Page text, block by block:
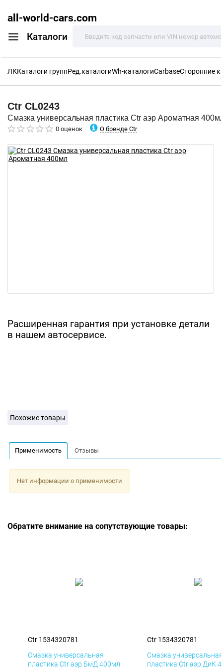
all-world-cars.com
Каталоги
ЛККаталоги группРед.каталогиWh-каталогиCarbaseСторонние
Ctr CL0243
Смазка универсальная пластика Ctr аэр Ароматная
0 оценок О бренде Ctr
Расширенная гарантия при установке детали
в нашем автосервисе.
Похожие товары
Применимость Отзывы
Нет информации о применимости
Обратите внимание на сопутствующие товары:
Ctr 1534320781
Смазка универсальная
пластика Ctr аэр БмД 400мл
Ctr 1534320781
Смазка
пластика Ctr аэр ДиК